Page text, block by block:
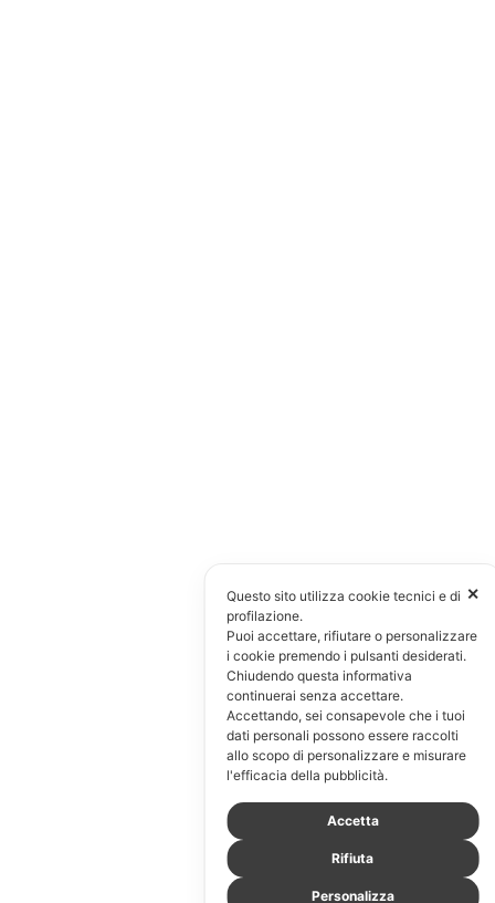
✕
Questo sito utilizza cookie tecnici e di
profilazione.
Puoi accettare, rifiutare o personalizzare
i cookie premendo i pulsanti desiderati.
Chiudendo questa informativa
continuerai senza accettare.
Accettando, sei consapevole che i tuoi
dati personali possono essere raccolti
allo scopo di personalizzare e misurare
l'efficacia della pubblicità.
Accetta
Rifiuta
Personalizza